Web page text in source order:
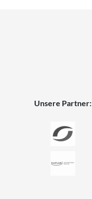
Unsere Partner: